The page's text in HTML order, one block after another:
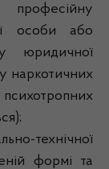
особи або
юридичної
наркотичних
технічної
формі та